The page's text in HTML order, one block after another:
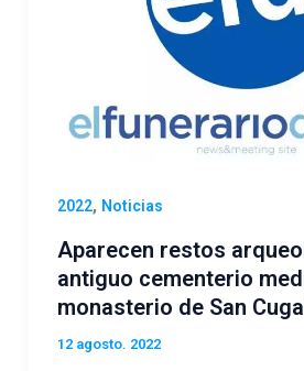
2022, Noticias
Aparecen restos
antiguo cementerio
monasterio de San
12 agosto. 2022